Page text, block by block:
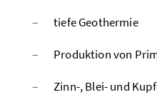
tiefe Geothermie
Produktion von
Zinn-, Blei- und